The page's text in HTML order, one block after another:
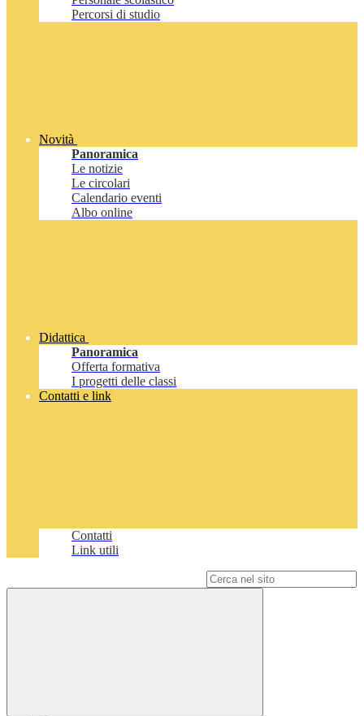
Percorsi di studio
Novità
Panoramica
Le notizie
Le circolari
Calendario eventi
Albo online
Didattica
Panoramica
Offerta formativa
I progetti delle classi
Contatti e link
Contatti
Link utili